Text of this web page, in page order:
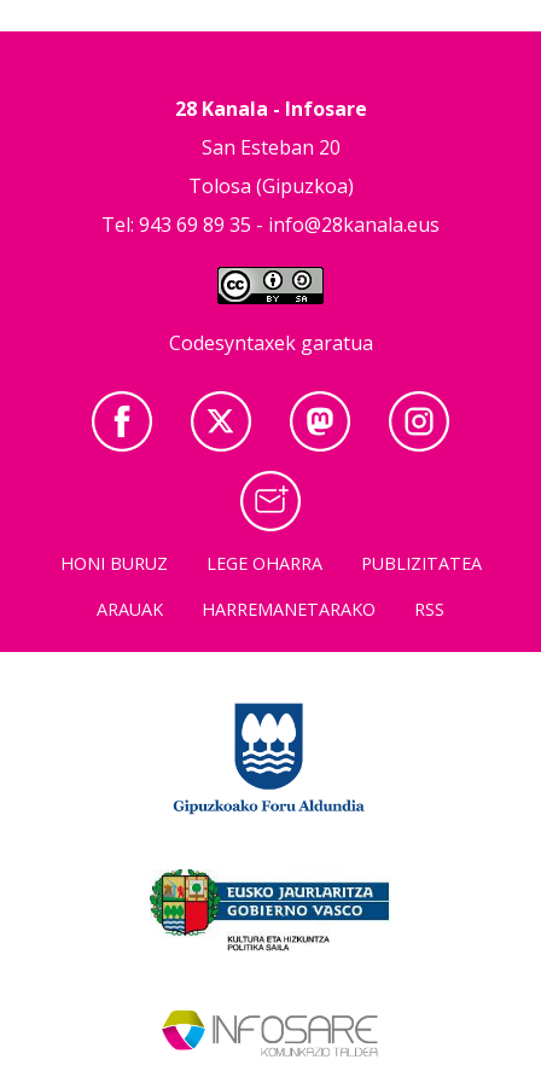
28 Kanala - Infosare
San Esteban 20
Tolosa (Gipuzkoa)
Tel: 943 69 89 35 - info@28kanala.eus
Codesyntaxek garatua
HONI BURUZ LEGE OHARRA
PUBLIZITATEA
ARAUAK
HARREMANETARAKO RSS